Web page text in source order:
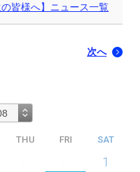
の皆様へ】ニュース一覧
次へ
THU FRI SAT
1